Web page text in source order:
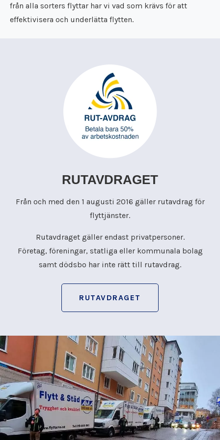
från alla sorters flyttar har vi vad som krävs för att
effektivisera och underlätta flytten.
RUTAVDRAGET
Från och med den 1 augusti 2016 gäller rutavdrag för
flyttjänster.
Rutavdraget gäller endast privatpersoner.
Företag, föreningar, statliga eller kommunala bolag
samt dödsbo har inte rätt till rutavdrag.
RUTAVDRAGET